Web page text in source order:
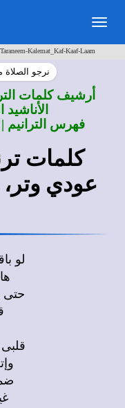
Kalemat_Kaf-Kaaf-Laam
نرجو
أرشيف كلمات
فهرس الترانيم |
كلمات
عودي
لو
حتى